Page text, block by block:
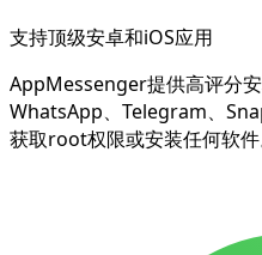
支持顶级安卓和iOS应用
AppMessenger提供高评分
WhatsApp、Telegram、
获取root权限或安装任何软件